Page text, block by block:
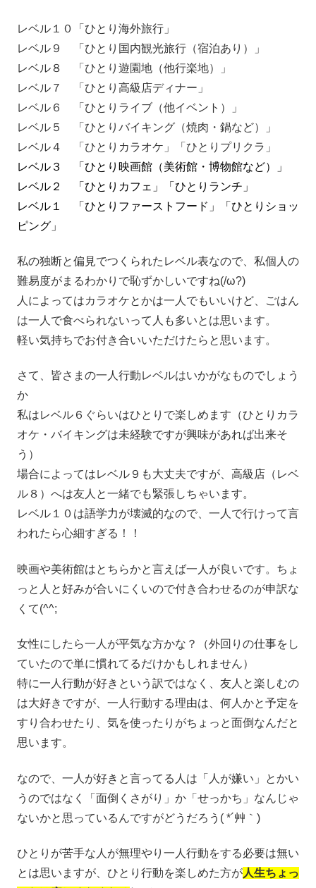
レベル１０「ひとり海外旅行」
レベル９ 「ひとり国内観光旅行（宿泊あり）」
レベル８ 「ひとり遊園地（他行楽地）」
レベル７ 「ひとり高級店ディナー」
レベル６ 「ひとりライブ（他イベント）」
レベル５ 「ひとりバイキング（焼肉・鍋など）」
レベル４ 「ひとりカラオケ」「ひとりプリクラ」
レベル３ 「ひとり映画館（美術館・博物館など）」
レベル２ 「ひとりカフェ」「ひとりランチ」
レベル１ 「ひとりファーストフード」「ひとりショッ
ピング」
私の独断と偏見でつくられたレベル表なので、私個人の
難易度がまるわかりで恥ずかしいですね(/ω?)
人によってはカラオケとかは一人でもいいけど、ごはん
は一人で食べられないって人も多いとは思います。
軽い気持ちでお付き合いいただけたらと思います。
さて、皆さまの一人行動レベルはいかがなものでしょう
か
私はレベル６ぐらいはひとりで楽しめます（ひとりカラ
オケ・バイキングは未経験ですが興味があれば出来そ
う）
場合によってはレベル９も大丈夫ですが、高級店（レベ
ル８）へは友人と一緒でも緊張しちゃいます。
レベル１０は語学力が壊滅的なので、一人で行けって言
われたら心細すぎる！！
映画や美術館はとちらかと言えば一人が良いです。ちょ
っと人と好みが合いにくいので付き合わせるのが申訳な
くて(^^;
女性にしたら一人が平気な方かな？（外回りの仕事をし
ていたので単に慣れてるだけかもしれません）
特に一人行動が好きという訳ではなく、友人と楽しむの
は大好きですが、一人行動する理由は、何人かと予定を
すり合わせたり、気を使ったりがちょっと面倒なんだと
思います。
なので、一人が好きと言ってる人は「人が嫌い」とかい
うのではなく「面倒くさがり」か「せっかち」なんじゃ
ないかと思っているんですがどうだろう( *´艸｀)
ひとりが苦手な人が無理やり一人行動をする必要は無い
とは思いますが、ひとり行動を楽しめた方が人生ちょっ